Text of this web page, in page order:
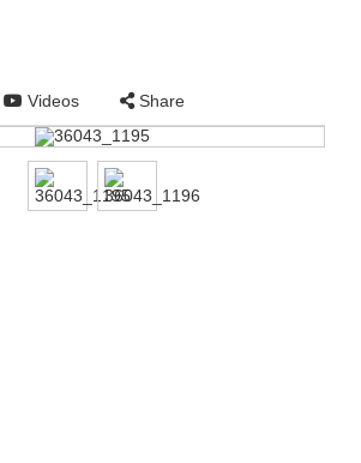
Videos Share